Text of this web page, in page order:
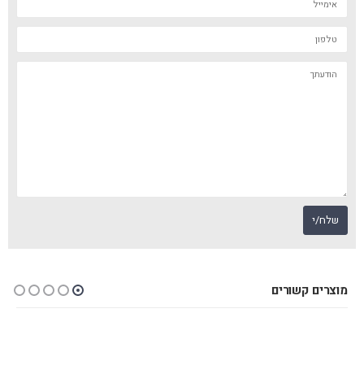
מוצרים קשורים